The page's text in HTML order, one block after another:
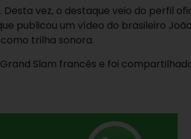
vez, o destaque veio do perfil
publicou um vídeo do brasileiro João
trilha sonora.
Slam francês e foi